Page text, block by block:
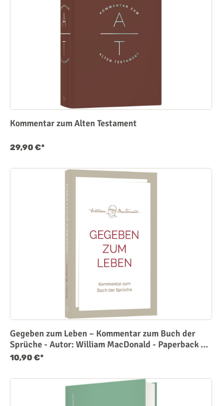
Kommentar zum Alten Testament
29,90 €*
Gegeben zum Leben – Kommentar zum Buch der
Sprüche - Autor: William MacDonald - Paperback 1.
Auflage (13,5 x 20,5 x 2,1 cm)
10,90 €*